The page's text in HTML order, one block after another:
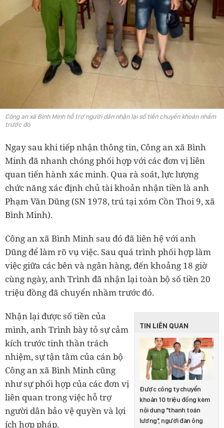
Công an xã Bình Minh hỗ trợ người dân nhận lại số tiền chuyển khoản nhầm
trước đó
Ngay sau khi tiếp nhận thông tin, Công an xã Bình
Minh đã nhanh chóng phối hợp với các đơn vị liên
quan tiến hành xác minh. Qua rà soát, lực lượng
chức năng xác định chủ tài khoản nhận tiền là anh
Phạm Văn Dũng (SN 1978, trú tại xóm Cồn Thoi 9, xã
Bình Minh).
Công an xã Bình Minh sau đó đã liên hệ với anh
Dũng để làm rõ vụ việc. Sau quá trình phối hợp làm
việc giữa các bên và ngân hàng, đến khoảng 18 giờ
cùng ngày, anh Trình đã nhận lại toàn bộ số tiền 20
triệu đồng đã chuyển nhầm trước đó.
TIN LIÊN QUAN
Được công ty chuyển
khoản 10 triệu đồng kèm
nội dung "thanh toán
lương", người đàn ông
Nhận lại được số tiền của
mình, anh Trình bày tỏ sự cảm
kích trước tinh thần trách
nhiệm, sự tận tâm của cán bộ
Công an xã Bình Minh cũng
như sự phối hợp của các đơn vị
liên quan trong việc hỗ trợ
người dân bảo vệ quyền và lợi
ích hợp pháp.